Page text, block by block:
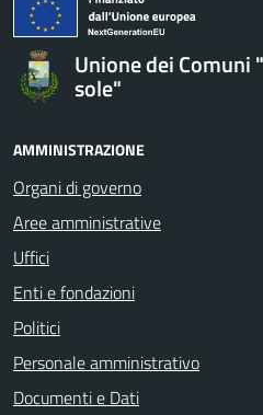
Unione dei Comuni
sole"
AMMINISTRAZIONE
Organi di governo
Aree amministrative
Uffici
Enti e fondazioni
Politici
Personale amministrativo
Documenti e Dati